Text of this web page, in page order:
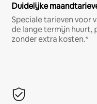
Duidelijke
Speciale tarieven voor
de lange termijn huurt,
zonder extra kosten.*